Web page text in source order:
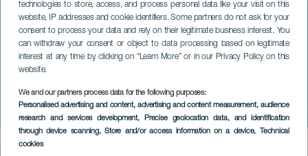
technologies to store, access, and process personal data like your visit on this
website, IP addresses and cookie identifiers. Some partners do not ask for your
consent to process your data and rely on their legitimate business interest. You
can withdraw your consent or object to data processing based on legitimate
interest at any time by clicking on “Learn More” or in our Privacy Policy on this
website.
We and our partners process data for the following purposes:
Personalised advertising and content, advertising and content measurement, audience
research and services development, Precise geolocation data, and identification
through device scanning, Store and/or access information on a device, Technical
cookies
Quatuor Ancor Miranda en
concert
Imagen